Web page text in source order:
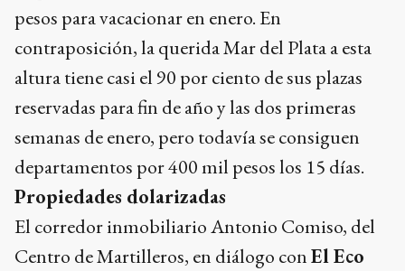
pesos para vacacionar en enero. En
contraposición, la querida Mar del Plata a esta
altura tiene casi el 90 por ciento de sus plazas
reservadas para fin de año y las dos primeras
semanas de enero, pero todavía se consiguen
departamentos por 400 mil pesos los 15 días.
Propiedades dolarizadas
El corredor inmobiliario Antonio Comiso, del
Centro de Martilleros, en diálogo conEl Eco